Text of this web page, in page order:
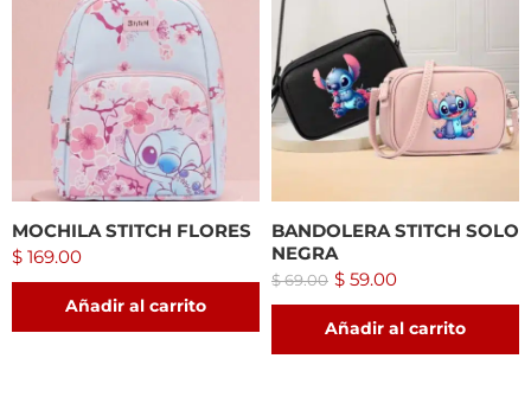
MOCHILA STITCH FLORES
$ 169.00
Añadir al carrito
BANDOLERA STITCH SOLO
NEGRA
$69.00 $ 59.00
Añadir al carrito